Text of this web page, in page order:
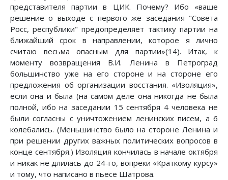
представителя партии в ЦИК. Почему? Ибо «ваше
решение о выходе с первого же заседания "Совета
Росс, республики" предопределяет тактику партии на
ближайший срок в направлении, которое я лично
считаю весьма опасным для партии»(14). Итак, к
моменту возвращения В.И. Ленина в Петроград
большинство уже на его стороне и на стороне его
предложения об организации восстания. «Изоляция»,
если она и была (на самом деле она никогда не была
полной, ибо на заседании 15 сентября 4 человека не
были согласны с уничтожением ленинских писем, а 6
колебались. (Меньшинство было на стороне Ленина и
при решении других важных политических вопросов в
конце сентября.) Изоляция кончилась в начале октября
и никак не длилась до 24-го, вопреки «Краткому курсу»
и тому, что написано в пьесе Шатрова.